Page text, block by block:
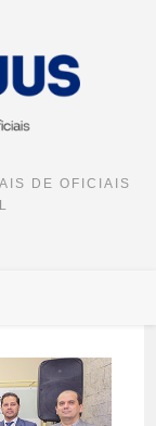
DE OFICIAIS